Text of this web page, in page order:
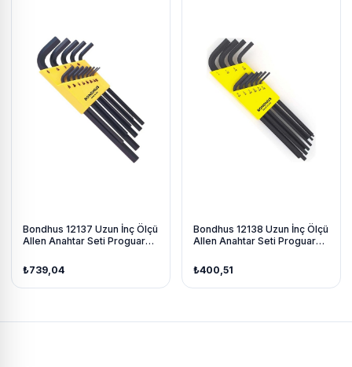
Bondhus 12137 Uzun İnç Ölçü
Allen Anahtar Seti Proguard
₺739,04
Bondhus 12138 Uzun İnç Ölçü
Allen Anahtar Seti Proguard
₺400,51